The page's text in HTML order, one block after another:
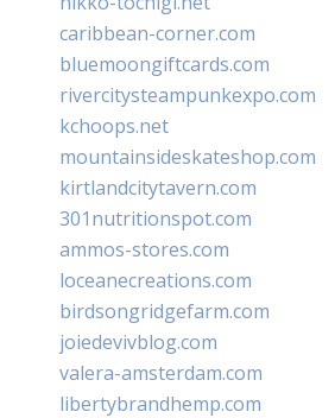
caribbean-corner.com
bluemoongiftcards.com
rivercitysteampunkexpo.com
kchoops.net
mountainsideskateshop.com
kirtlandcitytavern.com
301nutritionspot.com
ammos-stores.com
loceanecreations.com
birdsongridgefarm.com
joiedevivblog.com
valera-amsterdam.com
libertybrandhemp.com